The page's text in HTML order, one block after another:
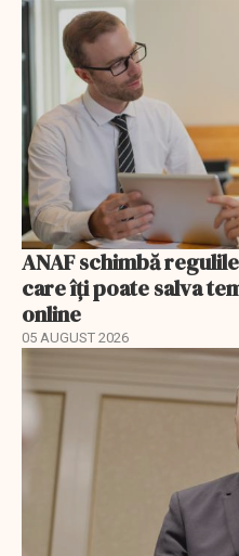
ANAF schimbă
care îți poate salva
online
05 AUGUST 2026